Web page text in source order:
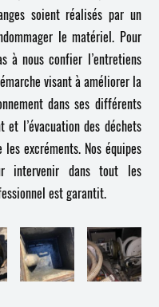
soient réalisés par un
le matériel. Pour
à nous confier l’entretiens
visant à améliorer la
dans ses différents
l’évacuation des déchets
excréments. Nos équipes
intervenir dans tout les
est garantit.